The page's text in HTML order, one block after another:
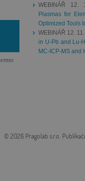
WEBINÁŘ
Plasmas for
Optimized Tools
WEBINÁŘ 12.
in U-Pb and Lu-
MC-ICP-MS and
© 2026 Pragolab s.r.o.